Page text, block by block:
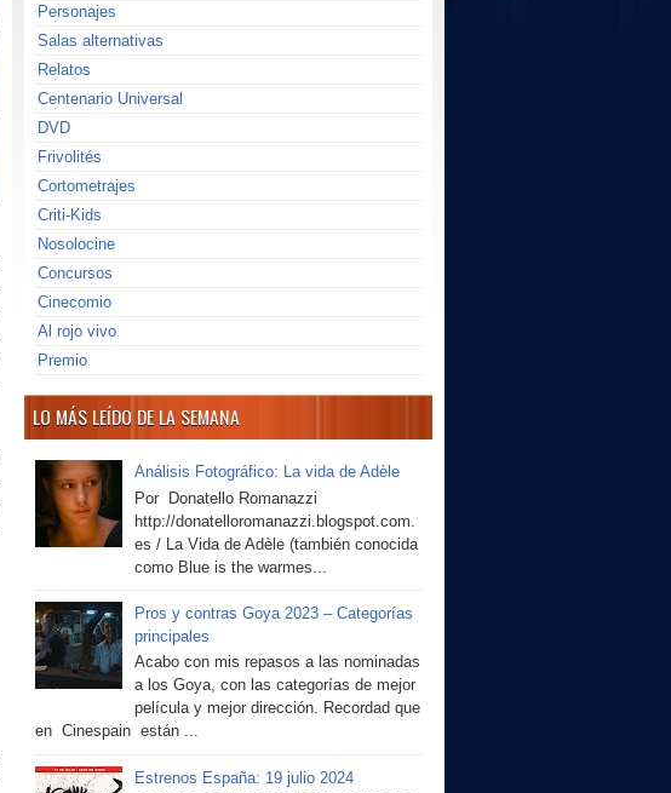
Personajes
Salas alternativas
Relatos
Centenario Universal
DVD
Frivolités
Cortometrajes
Criti-Kids
Nosolocine
Concursos
Cinecomio
Al rojo vivo
Premio
LO MÁS LEÍDO DE LA SEMANA
Análisis Fotográfico: La vida de Adèle
Por Donatello Romanazzi
http://donatelloromanazzi.blogspot.com.
es / La Vida de Adèle (también conocida
como Blue is the warmes...
Pros y contras Goya 2023 – Categorías
principales
Acabo con mis repasos a las nominadas
a los Goya, con las categorías de mejor
película y mejor dirección. Recordad que
en Cinespain están ...
Estrenos España: 19 julio 2024